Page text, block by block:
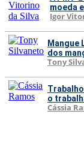
moeda
Igor
Mangue
dos
Tony
o
Cássia